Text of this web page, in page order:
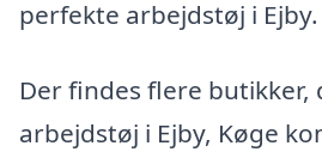
perfekte arbejdstøj i Ejby.
Der findes flere
arbejdstøj i Ejby, Køge